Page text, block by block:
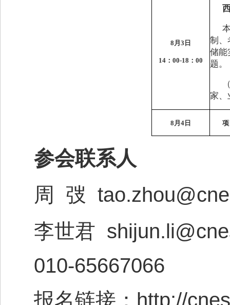
8 月 3 日
14： 00-18 ： 00
制、
储能
题。
家、
8 月 4日
参会联系人
周
弢
李世君
010-65667066
报名链接： http://